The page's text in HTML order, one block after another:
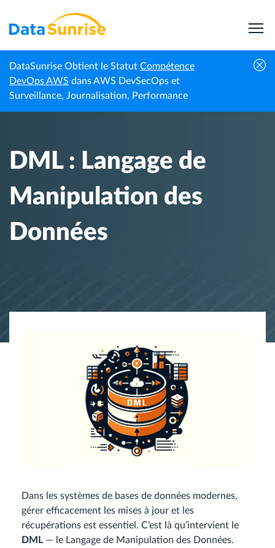
DataSunrise Obtient le Statut Compétence
DevOps AWS dans AWS DevSecOps et
Surveillance, Journalisation, Performance
Accueil
Centre de
connaissances
DML : Langage de Manipulation des
Données
DML : Langage de
Manipulation des
Données
Dans les systèmes de bases de données modernes,
gérer efficacement les mises à jour et les
récupérations est essentiel. C’est là qu’intervient le
DML — le Langage de Manipulation des Données.